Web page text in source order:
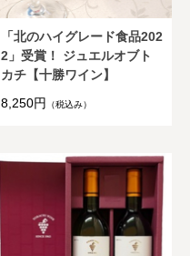
「北のハイグレード食品202
2」受賞！ ジュエルオブト
カチ【十勝ワイン】
8,250円
（税込み）